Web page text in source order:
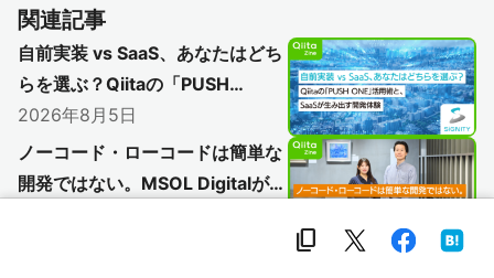
content_copy
関連記事
自前実装 vs SaaS、あなたはどち
らを選ぶ？Qiitaの「PUSH
ONE」活用術と、SaaSが生み出
す開発体験
2026年8月5日
ノーコード・ローコードは簡単な
開発ではない。MSOL Digitalが実